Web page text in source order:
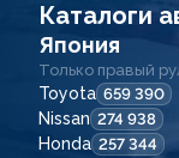
Каталоги
Япония
Только правый
Toyota 659 390
Nissan 274 938
Honda 257 344